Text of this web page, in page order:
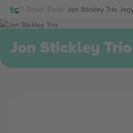
Zene Rock Jon Stickley Trio
Jon Stickley